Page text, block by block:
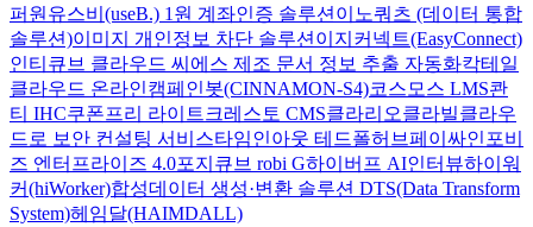
퍼원 유스비(useB.) 1원 계좌인증 솔루션 이노쿼츠 (데이터 통합
솔루션)이미지 개인정보 차단 솔루션 이지커넥트(EasyConnect)
인티큐브 클라우드 씨에스 제조 문서 정보 추출 자동화칵테일
클라우드 온라인캠페인봇(CINNAMON-S4)코스모스 LMS콴
티 IHC쿠폰프리 라이트 크레스토 CMS클라리오클라빌클라우
드로 보안 컨설팅 서비스타임인아웃 테드폴허브페이싸인 포비
즈 엔터프라이즈 4.0포지큐브 robi G하이버프 AI인터뷰하이워
커(hiWorker)합성데이터 생성·변환 솔루션 DTS(Data Transform
System)헤임달(HAIMDALL)